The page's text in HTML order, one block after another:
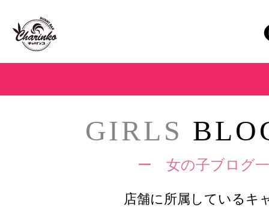
GIRLS
ー 女の子ブログ
店舗に所属しているキ